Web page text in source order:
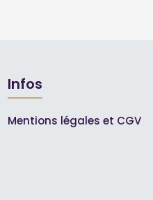
Infos
Mentions légales et CGV